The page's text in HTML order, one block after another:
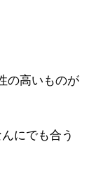
の高いものが
にでも合う